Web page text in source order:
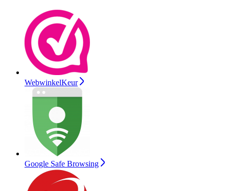
WebwinkelKeur
Google Safe Browsing